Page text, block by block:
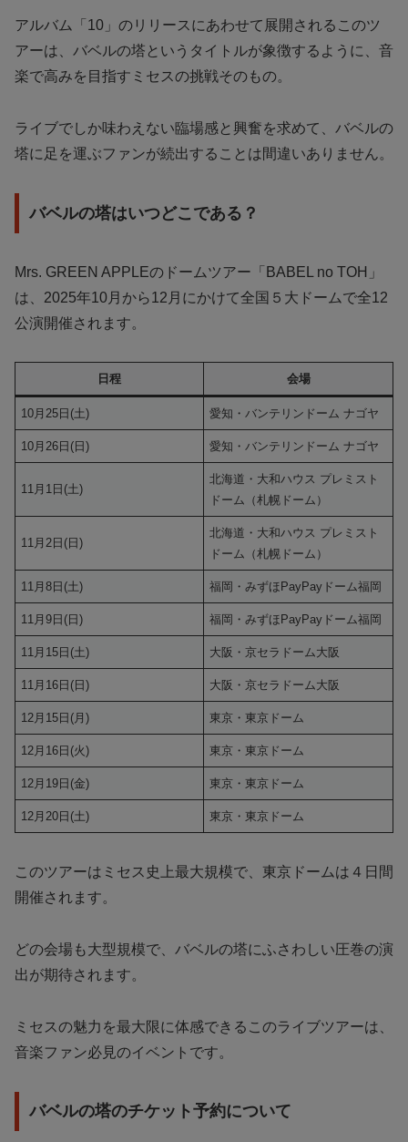
アルバム「10」のリリースにあわせて展開されるこのツ
アーは、バベルの塔というタイトルが象徴するように、音
楽で高みを目指すミセスの挑戦そのもの。
ライブでしか味わえない臨場感と興奮を求めて、バベルの
塔に足を運ぶファンが続出することは間違いありません。
バベルの塔はいつどこである？
Mrs. GREEN APPLEのドームツアー「BABEL no TOH」
は、2025年10月から12月にかけて全国５大ドームで全12
公演開催されます。
日程 会場
10月25日(土) 愛知・バンテリンドーム ナゴヤ
10月26日(日) 愛知・バンテリンドーム ナゴヤ
11月1日(土)
北海道・大和ハウス プレミスト
ドーム（札幌ドーム）
11月2日(日)
北海道・大和ハウス プレミスト
ドーム（札幌ドーム）
11月8日(土) 福岡・みずほPayPayドーム福岡
11月9日(日) 福岡・みずほPayPayドーム福岡
11月15日(土) 大阪・京セラドーム大阪
11月16日(日) 大阪・京セラドーム大阪
12月15日(月) 東京・東京ドーム
12月16日(火) 東京・東京ドーム
12月19日(金) 東京・東京ドーム
12月20日(土) 東京・東京ドーム
このツアーはミセス史上最大規模で、東京ドームは４日間
開催されます。
どの会場も大型規模で、バベルの塔にふさわしい圧巻の演
出が期待されます。
ミセスの魅力を最大限に体感できるこのライブツアーは、
音楽ファン必見のイベントです。
バベルの塔のチケット予約について